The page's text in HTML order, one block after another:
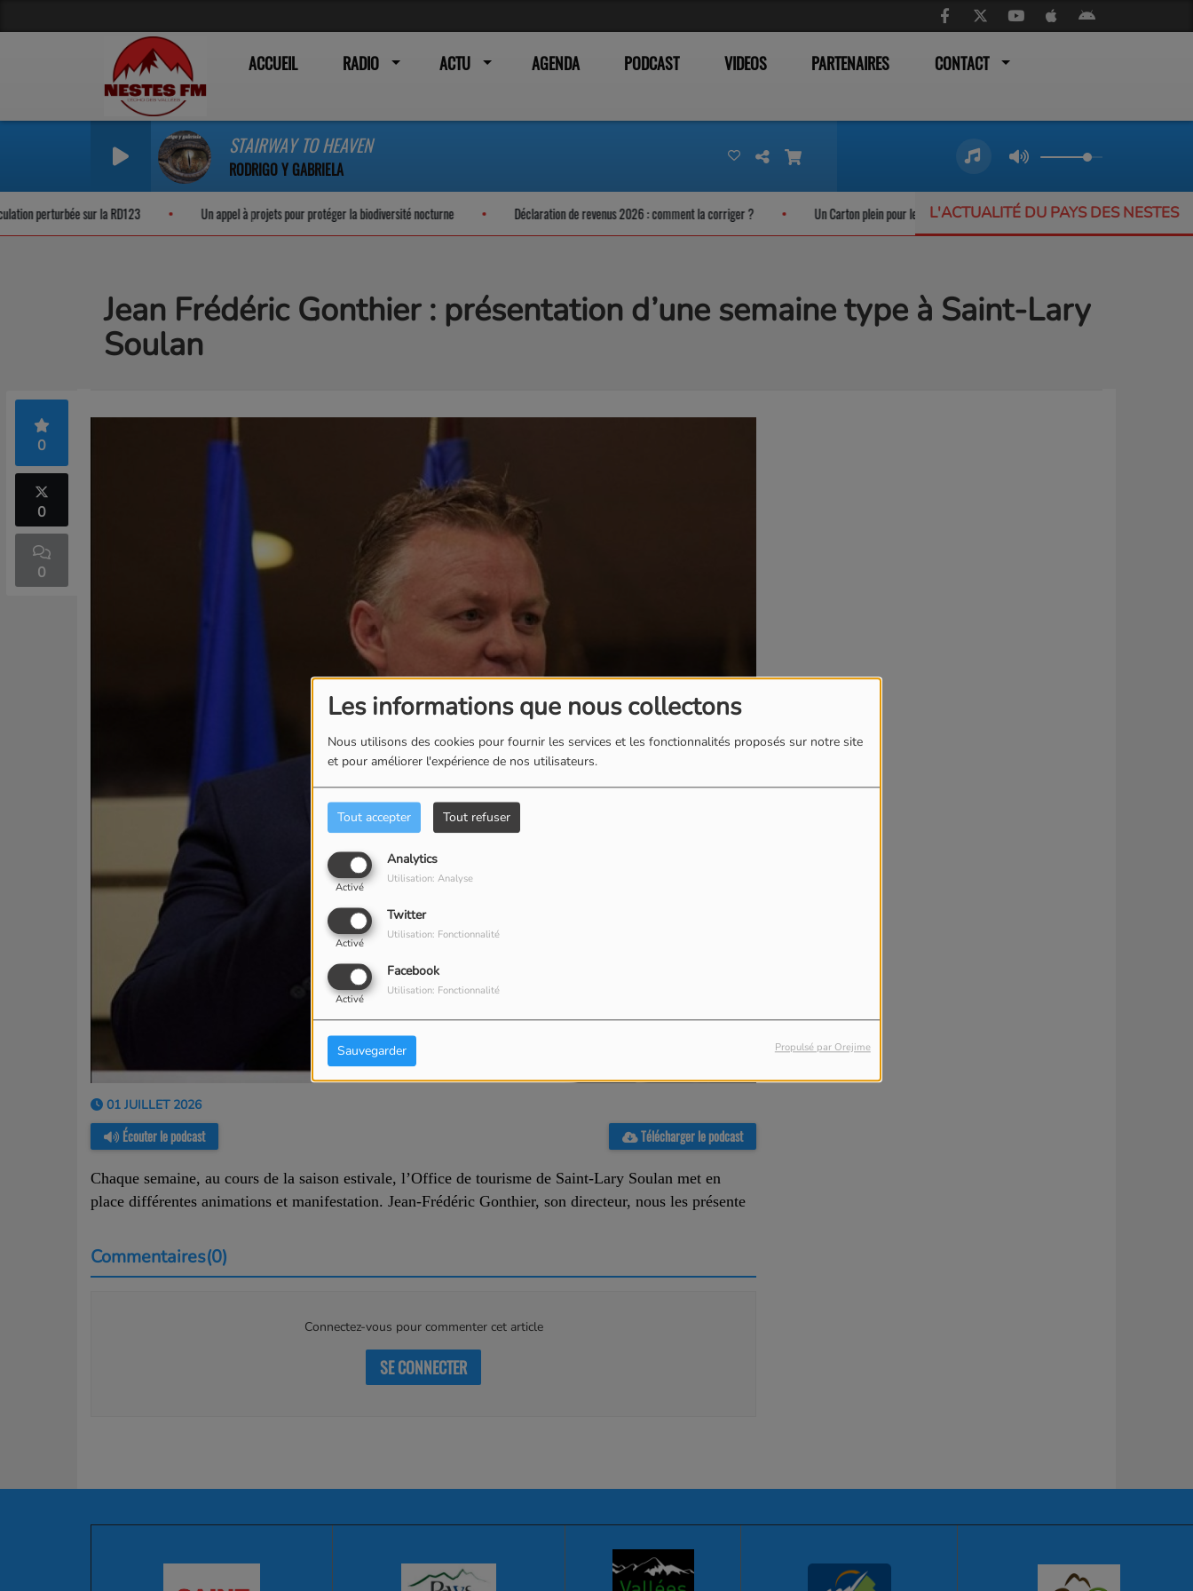
Les informations que nous collectons
Nous utilisons des cookies pour fournir les services et les fonctionnalités proposés sur notre site
et pour améliorer l'expérience de nos utilisateurs.
Tout accepter Tout refuser
Analytics
Activé
Utilisation: Analyse
Twitter
Activé
Utilisation: Fonctionnalité
Facebook
Activé
Utilisation: Fonctionnalité
Sauvegarder Propulsé par Orejime
ACCUEIL RADIO ACTU AGENDA PODCAST VIDEOS PARTENAIRES CONTACT
STAIRWAY TO HEAVEN
RODRIGO Y GABRIELA
L'ACTUALITÉ DU PAYS DES NESTES
sur la RD123 Un appel à projets pour protéger la biodiversité nocturne Déclaration de revenus 2026 : comment la corriger ? Un Carton plein pour les trains liO qui ne désemplissent pas L’Offrande
Jean Frédéric Gonthier : présentation d’une semaine type à Saint-Lary
Soulan
0
0
0
01 JUILLET 2026
Écouter le podcast Télécharger le podcast
Chaque semaine, au cours de la saison estivale, l’Office de tourisme de Saint-Lary Soulan met en
place différentes animations et manifestation. Jean-Frédéric Gonthier, son directeur, nous les présente
Commentaires(0)
Connectez-vous pour commenter cet article
SE CONNECTER